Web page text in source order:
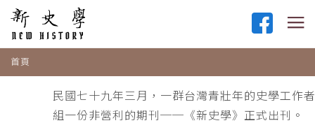
首頁
民國七十九年三月，一群台灣青壯年的史學工作
組一份非營利的期刊──《新史學》正式出刊。